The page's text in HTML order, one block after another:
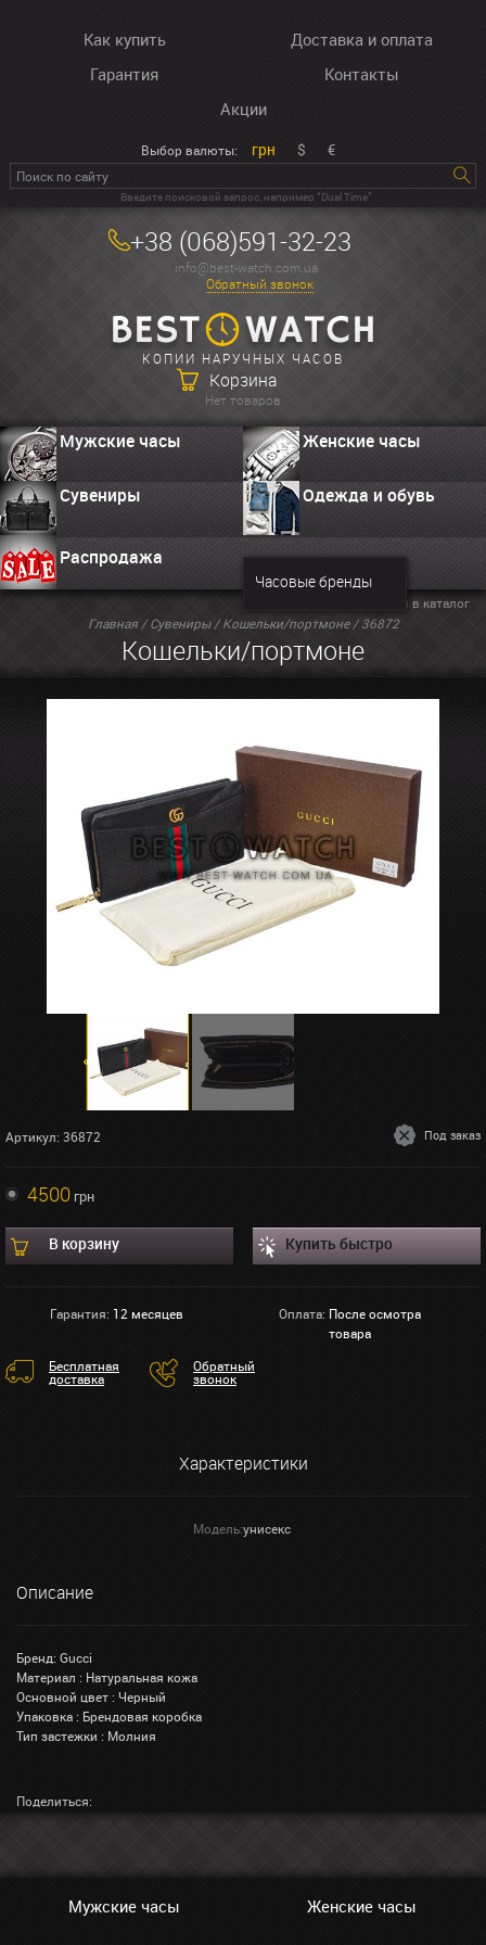
Как купить
Доставка и оплата
Гарантия
Контакты
Акции
Выбор валюты: грн $ €
Введите поисковой запрос, например “Dual Time”
+38 (068)591-32-23
info@best-watch.com.ua
Обратный звонок
КОПИИ НАРУЧНЫХ ЧАСОВ
Корзина
Нет товаров
Мужские часы Женские часы
Сувениры Одежда и обувь
Распродажа
Часовые бренды
Главная/Сувениры/Кошельки/портмоне/ 36872
Кошельки/портмоне
Вернуться в каталог
Артикул: 36872 Под заказ
4500грн
В корзину Купить быстро
Гарантия: 12 месяцев Оплата: После осмотра
товара
Бесплатная
доставка
Обратный
звонок
Характеристики
Модель:унисекс
Описание
Бренд: Gucci
Материал : Натуральная кожа
Основной цвет : Черный
Упаковка : Брендовая коробка
Тип застежки : Молния
Поделиться:
Мужские часы Женские часы